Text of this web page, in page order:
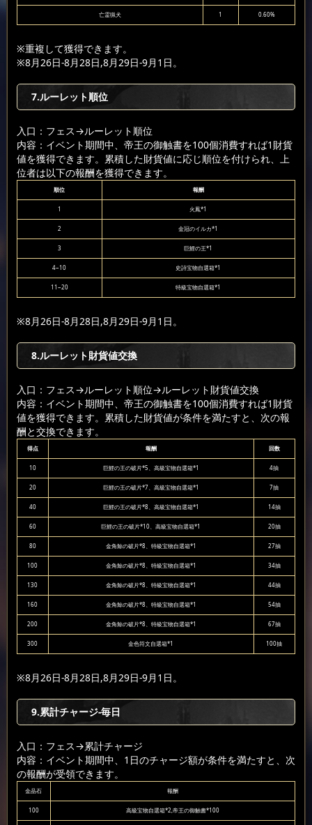
亡霊猟犬 1 0.60%
※重複して獲得できます。
※8月26日-8月28日,8月29日-9月1日。
7.ルーレット順位
入口：フェス→ルーレット順位
内容：イベント期間中、帝王の御触書を100個消費すれば1財貨
値を獲得できます。累積した財貨値に応じ順位を付けられ、上
位者は以下の報酬を獲得できます。
順位 報酬
1 火鳳*1
2 金冠のイルカ*1
3 巨鯉の王*1
4~10 史詩宝物自選箱*1
11~20 特級宝物自選箱*1
※8月26日-8月28日,8月29日-9月1日。
8.ルーレット財貨値交換
入口：フェス→ルーレット順位→ルーレット財貨値交換
内容：イベント期間中、帝王の御触書を100個消費すれば1財貨
値を獲得できます。累積した財貨値が条件を満たすと、次の報
酬と交換できます。
得点 報酬 回数
10 巨鯉の王の破片*5、高級宝物自選箱*1 4抽
20 巨鯉の王の破片*7、高級宝物自選箱*1 7抽
40 巨鯉の王の破片*8、高級宝物自選箱*1 14抽
60 巨鯉の王の破片*10、高級宝物自選箱*1 20抽
80 金角鯨の破片*8、特級宝物自選箱*1 27抽
100 金角鯨の破片*8、特級宝物自選箱*1 34抽
130 金角鯨の破片*8、特級宝物自選箱*1 44抽
160 金角鯨の破片*8、特級宝物自選箱*1 54抽
200 金角鯨の破片*8、特級宝物自選箱*1 67抽
300 金色符文自選箱*1 100抽
※8月26日-8月28日,8月29日-9月1日。
9.累計チャージ-毎日
入口：フェス→累計チャージ
内容：イベント期間中、1日のチャージ額が条件を満たすと、次
の報酬が受領できます。
金晶石 報酬
100 高級宝物自選箱*2,帝王の御触書*100